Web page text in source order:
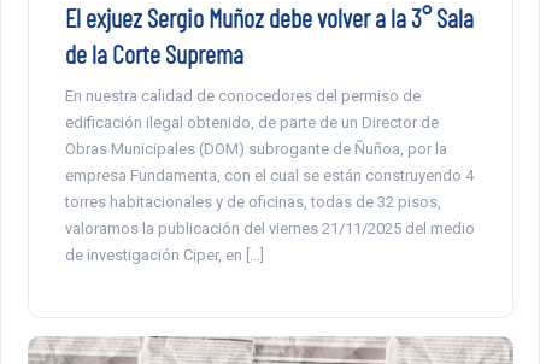
El exjuez Sergio Muñoz debe volver a la 3° Sala
de la Corte Suprema
En nuestra calidad de conocedores del permiso de
edificación ilegal obtenido, de parte de un Director de
Obras Municipales (DOM) subrogante de Ñuñoa, por la
empresa Fundamenta, con el cual se están construyendo 4
torres habitacionales y de oficinas, todas de 32 pisos,
valoramos la publicación del viernes 21/11/2025 del medio
de investigación Ciper, en […]